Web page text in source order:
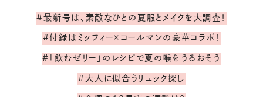
#最新号は、素敵なひとの夏服とメイクを大調査！
#付録はミッフィー×コールマンの豪華コラボ！
#「飲むゼリー」のレシピで夏の喉をうるおそう
#大人に似合うリュック探し